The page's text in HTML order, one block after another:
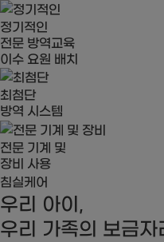
정기적인
전문 방역교육
이수 요원 배치
최첨단
방역 시스템
전문 기계 및
장비 사용
침실케어
우리 아이,
우리 가족의 보금자